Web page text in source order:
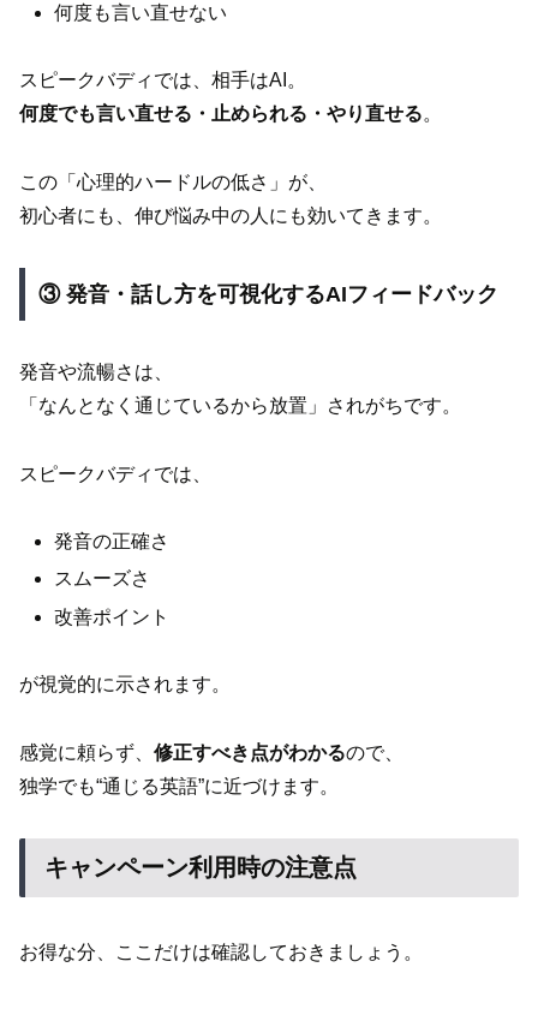
何度も言い直せない
スピークバディでは、相手はAI。
何度でも言い直せる・止められる・やり直せる。
この「心理的ハードルの低さ」が、
初心者にも、伸び悩み中の人にも効いてきます。
③ 発音・話し方を可視化するAIフィードバック
発音や流暢さは、
「なんとなく通じているから放置」されがちです。
スピークバディでは、
発音の正確さ
スムーズさ
改善ポイント
が視覚的に示されます。
感覚に頼らず、 修正すべき点がわかるので、
独学でも“通じる英語”に近づけます。
キャンペーン利用時の注意点
お得な分、ここだけは確認しておきましょう。